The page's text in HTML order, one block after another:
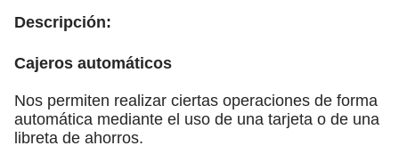
Descripción:
Cajeros automáticos
Nos permiten realizar ciertas operaciones de forma
automática mediante el uso de una tarjeta o de una
libreta de ahorros.